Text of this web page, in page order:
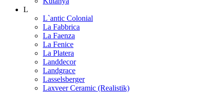
L
L`antic Colonial
La Fabbrica
La Faenza
La Fenice
La Platera
Landdecor
Landgrace
Lasselsberger
Laxveer Ceramic (Realistik)